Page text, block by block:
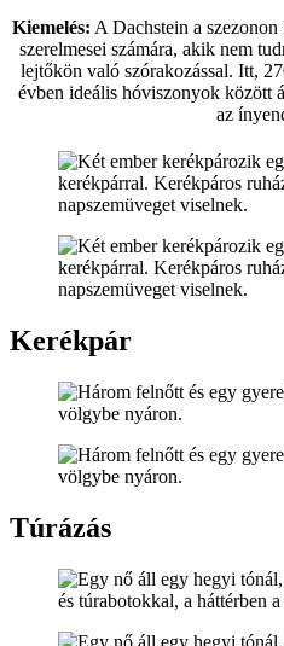
Kiemelés: A Dachstein a
szerelmesei számára, akik nem
lejtőkön való szórakozással. Itt,
évben ideális hóviszonyok között
az
Kerékpár
Túrázás